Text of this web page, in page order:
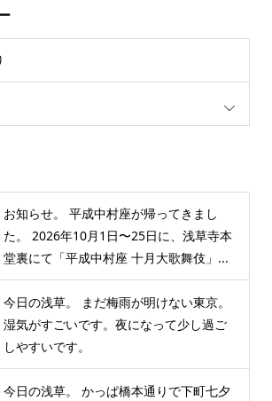
お知らせ。 平成中村座が帰ってきまし
た。 2026年10月1日〜25日に、浅草寺本
堂裏にて「平成中村座 十月大歌舞伎」...
今日の浅草。 まだ梅雨が明けない東京。
湿気がすごいです。夜になって少し過ご
しやすいです。
今日の浅草。 かっぱ橋本通りで下町七夕